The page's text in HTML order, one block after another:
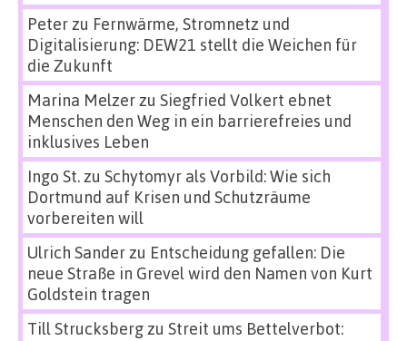
Peterzu Fernwärme, Stromnetz und
Digitalisierung: DEW21 stellt die Weichen für
die Zukunft
Marina Melzerzu Siegfried Volkert ebnet
Menschen den Weg in ein barrierefreies und
inklusives Leben
Ingo St.zu Schytomyr als Vorbild: Wie sich
Dortmund auf Krisen und Schutzräume
vorbereiten will
Ulrich Sanderzu Entscheidung gefallen: Die
neue Straße in Grevel wird den Namen von Kurt
Goldstein tragen
Till Strucksbergzu Streit ums Bettelverbot: